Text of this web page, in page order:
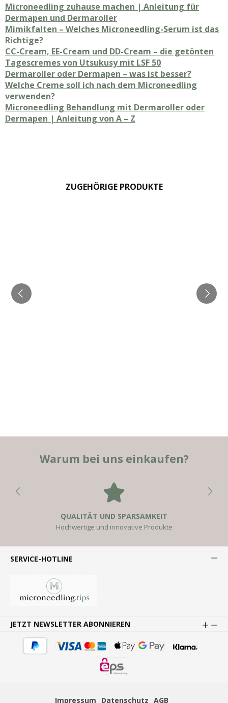
Microneedling zuhause machen | Anleitung für
Dermapen und Dermaroller
Mimikfalten – Welches Microneedling-Serum ist das
Richtige?
CC-Cream, EE-Cream und DD-Cream – die getönten
Tagescremes von Utsukusy mit LSF 50
Dermaroller oder Dermapen – was ist besser?
Welche Creme soll ich nach dem Microneedling
verwenden?
Microneedling Behandlung mit Dermaroller oder
Dermapen | Anleitung von A – Z
ZUGEHÖRIGE PRODUKTE
Warum bei uns einkaufen?
QUALITÄT UND SPARSAMKEIT
Hochwertige und innovative Produkte
SERVICE-HOTLINE
JETZT NEWSLETTER ABONNIEREN
Impressum Datenschutz AGB